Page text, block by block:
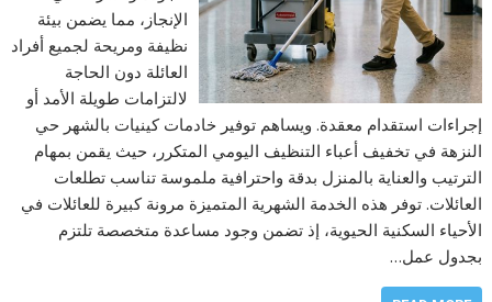
الإنجاز، مما يضمن بيئة
نظيفة ومريحة لجميع أفراد
العائلة دون الحاجة
لالتزامات طويلة الأمد أو
إجراءات استقدام معقدة. ويساهم توفير خادمات كينيات بالشهر حي
النزهة في تخفيف أعباء التنظيف اليومي المتكرر، حيث يقمن بمهام
الترتيب والعناية بالمنزل بدقة واحترافية ملموسة تناسب تطلعات
العائلات. توفر هذه الخدمة الشهرية المتميزة مرونة كبيرة للعائلات في
الأحياء السكنية الحيوية، إذ تضمن وجود مساعدة متخصصة تلتزم
بجدول عمل…